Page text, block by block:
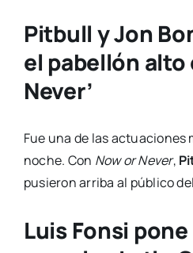
Pitbull y Jon
el pabellón alto
Never’
Fue una de las actuaciones
noche. Con Now or Never,
pusieron arriba al público
Luis Fonsi